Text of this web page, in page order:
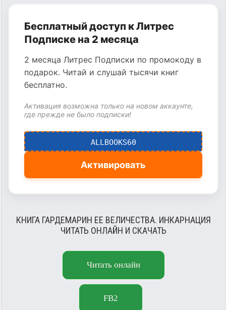
Бесплатный доступ к Литрес
Подписке на 2 месяца
2 месяца Литрес Подписки по промокоду в
подарок. Читай и слушай тысячи книг
бесплатно.
Активация возможна только на новом аккаунте,
где прежде не было подписки!
ALLBOOKS60
Активировать
КНИГА ГАРДЕМАРИН ЕЕ ВЕЛИЧЕСТВА. ИНКАРНАЦИЯ
ЧИТАТЬ ОНЛАЙН И СКАЧАТЬ
Читать онлайн
FB2